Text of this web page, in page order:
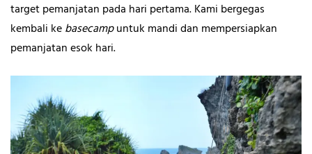
target pemanjatan pada hari pertama. Kami bergegas
kembali kebasecampuntuk mandi dan mempersiapkan
pemanjatan esok hari.